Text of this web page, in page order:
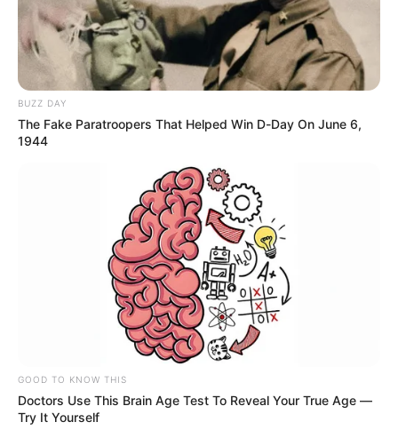
Incautan 7 kilos de
marihuana durante
controles intermunicipales
en Terminal de
Transportes de
SENA
Sena estrenará sede en
Tunja: antiguo terminal
tendrá mega obra
ACCIDENTE DE TRÁNSITO
Fatal accidente en
interdepartamental
BUZZ DAY
The Fake Paratroopers That Helped Win D-Day On June 6,
1944
GOOD TO KNOW THIS
Doctors Use This Brain Age Test To Reveal Your True Age —
Try It Yourself